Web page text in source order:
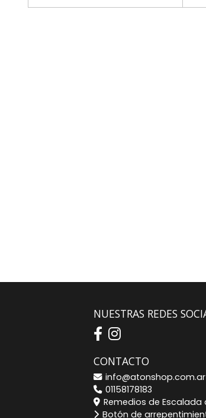
NUESTRAS REDES
CONTACTO
info@atonshop.com.ar
01158178183
Remedios de Escalada
Botón de